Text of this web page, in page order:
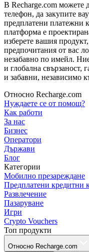
В Recharge.com можете
телефон, да закупите
предплатени платежни
платформа е
изберете вашия
предпочитания от вас
незабавно по имейл.
и глобална свързаност,
и забавни, независимо
Относно Recharge.com
Нуждаете се от помощ?
Как работи
За нас
Бизнес
Оператори
Държави
Блог
Категории
Мобилно презареждане
Предплатени кредитни
Развлечение
Пазаруване
Игри
Crypto Vouchers
Топ продукти
Относно Recharge.com